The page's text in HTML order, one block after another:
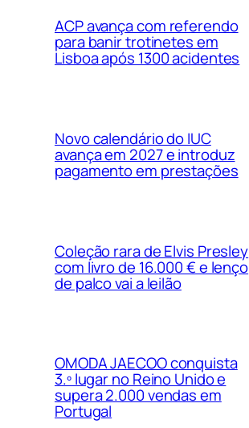
ACP avança com referendo
para banir trotinetes em
Lisboa após 1300 acidentes
Novo calendário do IUC
avança em 2027 e introduz
pagamento em prestações
Coleção rara de Elvis Presley
com livro de 16.000 € e lenço
de palco vai a leilão
OMODA JAECOO conquista
3.º lugar no Reino Unido e
supera 2.000 vendas em
Portugal